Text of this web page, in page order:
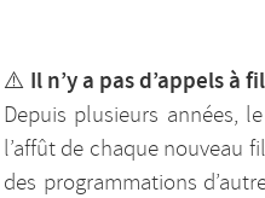
⚠️ Il n’y a pas d’appels à
Depuis plusieurs années,
l’affût de chaque nouveau
des programmations